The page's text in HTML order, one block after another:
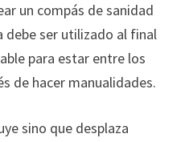
un compás de sanidad
debe ser utilizado al final
para estar entre los
de hacer manualidades.
sino que desplaza